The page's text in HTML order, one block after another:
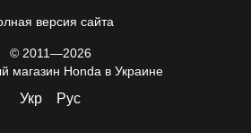
версия сайта
© 2011—2026
магазин Honda в Украине
Укр Рус